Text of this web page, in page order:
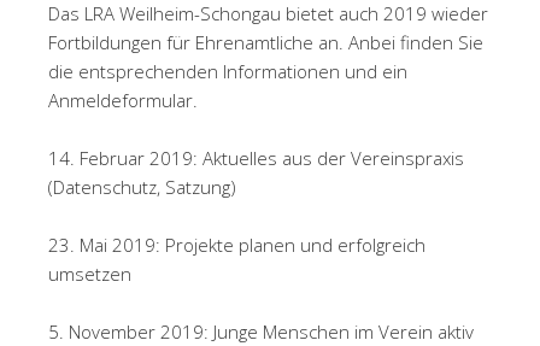
Das LRA Weilheim-Schongau bietet auch 2019 wieder
Fortbildungen für Ehrenamtliche an. Anbei finden Sie
die entsprechenden Informationen und ein
Anmeldeformular.
14. Februar 2019: Aktuelles aus der Vereinspraxis
(Datenschutz, Satzung)
23. Mai 2019: Projekte planen und erfolgreich
umsetzen
5. November 2019: Junge Menschen im Verein aktiv